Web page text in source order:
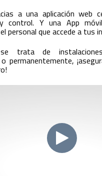
a una aplicación web
control. Y una App
personal que accede a tus
trata de
permanentemente,